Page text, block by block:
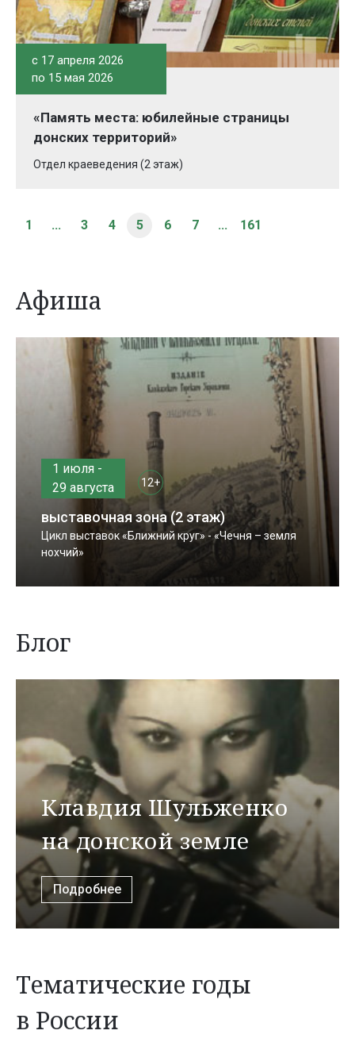
c 17 апреля 2026
по 15 мая 2026
«Память места: юбилейные страницы
донских территорий»
Отдел краеведения (2 этаж)
1 ... 3 4 5 6 7 ... 161
Афиша
1 июля -
29 августа
12+
выставочная зона (2 этаж)
Цикл выставок «Ближний круг» - «Чечня – земля
нохчий»
Блог
Клавдия Шульженко
на донской земле
Подробнее
Тематические годы
в России